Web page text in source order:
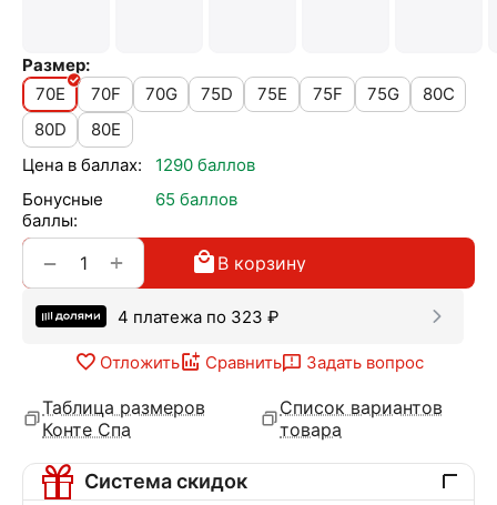
Размер:
70E
70F 70G 75D 75E 75F 75G
80C
80D
80E
Цена в баллах:
1290 баллов
Бонусные
баллы:
65 баллов
+
− В корзину
4 платежа по 323 ₽
Отложить Сравнить Задать вопрос
Таблица размеров
Конте Спа
Список вариантов
товара
Система скидок